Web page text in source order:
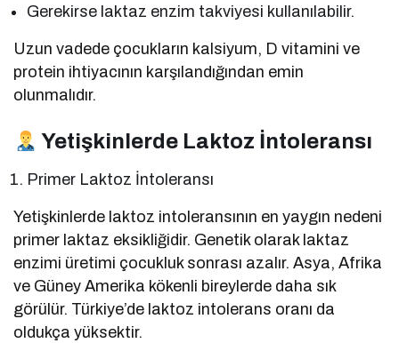
Gerekirse laktaz enzim takviyesi kullanılabilir.
Uzun vadede çocukların kalsiyum, D vitamini ve
protein ihtiyacının karşılandığından emin
olunmalıdır.
Yetişkinlerde Laktoz İntoleransı
Primer Laktoz İntoleransı
Yetişkinlerde laktoz intoleransının en yaygın nedeni
primer laktaz eksikliğidir. Genetik olarak laktaz
enzimi üretimi çocukluk sonrası azalır. Asya, Afrika
ve Güney Amerika kökenli bireylerde daha sık
görülür. Türkiye’de laktoz intolerans oranı da
oldukça yüksektir.